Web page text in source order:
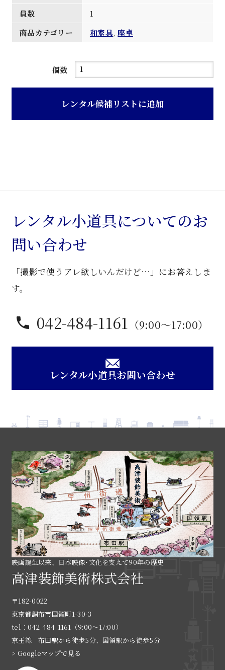
員数
1
商品カテゴリー
和家具,座卓
個数
茶
木
個
レンタル候補リストに追加
レンタル小道具についてのお
問い合わせ
「撮影で使うアレ欲しいんだけど…」にお答えしま
す。
042-484-1161 （9:00〜17:00）
レンタル小道具お問い合わせ
映画誕生以来、日本映像･文化を支えて90年の歴史
高津装飾美術株式会社
〒182-0022
東京都調布市国領町1-30-3
tel：042-484-1161（9:00〜17:00）
京王線 布田駅から徒歩5分、国領駅から徒歩5分
> Googleマップで見る